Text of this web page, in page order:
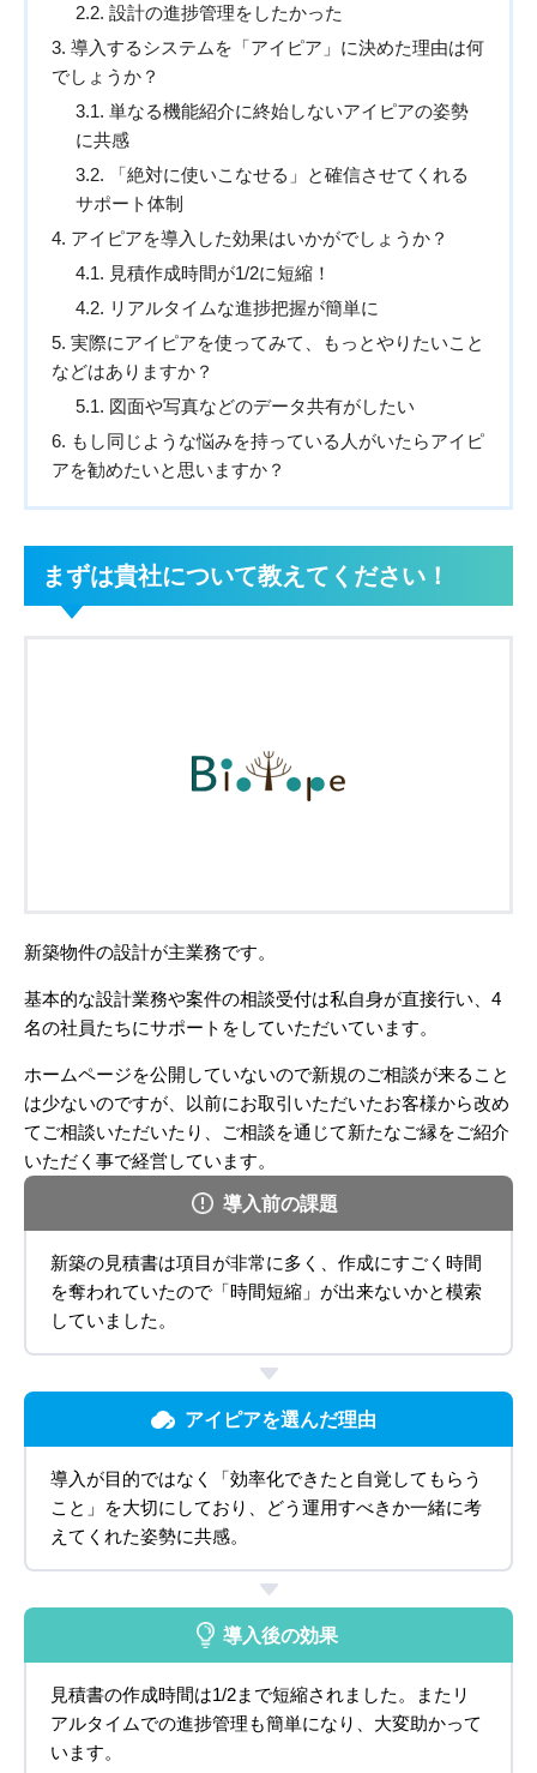
2.2 設計の進捗管理をしたかった
3 導入するシステムを「アイピア」に決めた理由は何
でしょうか？
3.1 単なる機能紹介に終始しないアイピアの姿勢
に共感
3.2
「絶対に使いこなせる」と確信させてくれる
サポート体制
4 アイピアを導入した効果はいかがでしょうか？
4.1
見積作成時間が1/2に短縮！
4.2
リアルタイムな進捗把握が簡単に
5 実際にアイピアを使ってみて、もっとやりたいこと
などはありますか？
5.1 図面や写真などのデータ共有がしたい
6
もし同じような悩みを持っている人がいたらアイピ
アを勧めたいと思いますか？
まずは貴社について教えてください！
新築物件の設計が主業務です。
基本的な設計業務や案件の相談受付は私自身が直接行い、4
名の社員たちにサポートをしていただいています。
ホームページを公開していないので新規のご相談が来ること
は少ないのですが、以前にお取引いただいたお客様から改め
てご相談いただいたり、ご相談を通じて新たなご縁をご紹介
いただく事で経営しています。
導入前の課題
新築の見積書は項目が非常に多く、作成にすごく時間
を奪われていたので「時間短縮」が出来ないかと模索
していました。
アイピアを選んだ理由
導入が目的ではなく「効率化できたと自覚してもらう
こと」を大切にしており、どう運用すべきか一緒に考
えてくれた姿勢に共感。
導入後の効果
見積書の作成時間は1/2まで短縮されました。またリ
アルタイムでの進捗管理も簡単になり、大変助かって
います。